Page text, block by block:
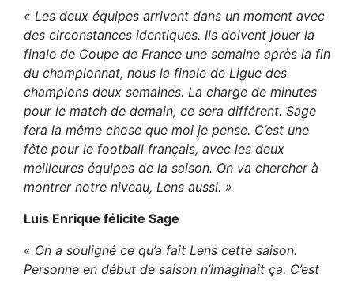
« Les deux équipes arrivent dans un moment avec
des circonstances identiques. Ils doivent jouer la
finale de Coupe de France une semaine après la fin
du championnat, nous la finale de Ligue des
champions deux semaines. La charge de minutes
pour le match de demain, ce sera différent. Sage
fera la même chose que moi je pense. C’est une
fête pour le football français, avec les deux
meilleures équipes de la saison. On va chercher à
montrer notre niveau, Lens aussi. »
Luis Enrique félicite Sage
« On a souligné ce qu’a fait Lens cette saison.
Personne en début de saison n’imaginait ça. C’est